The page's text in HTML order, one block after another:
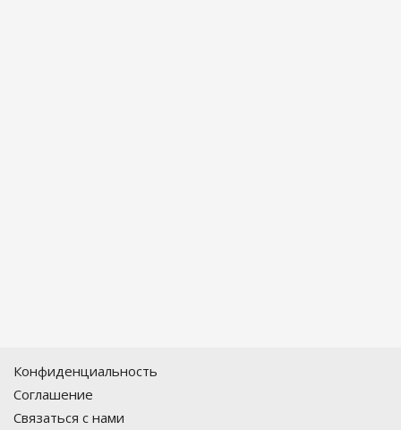
Конфиденциальность
Соглашение
Связаться с нами